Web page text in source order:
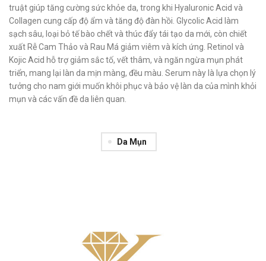
truật giúp tăng cường sức khỏe da, trong khi Hyaluronic Acid và
Collagen cung cấp độ ẩm và tăng độ đàn hồi. Glycolic Acid làm
sạch sâu, loại bỏ tế bào chết và thúc đẩy tái tạo da mới, còn chiết
xuất Rễ Cam Thảo và Rau Má giảm viêm và kích ứng. Retinol và
Kojic Acid hỗ trợ giảm sắc tố, vết thâm, và ngăn ngừa mụn phát
triển, mang lại làn da mịn màng, đều màu. Serum này là lựa chọn lý
tưởng cho nam giới muốn khôi phục và bảo vệ làn da của mình khỏi
mụn và các vấn đề da liên quan.
Da Mụn